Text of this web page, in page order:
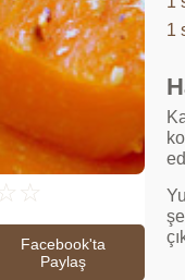
☆ ☆
Facebook'ta
Paylaş
1